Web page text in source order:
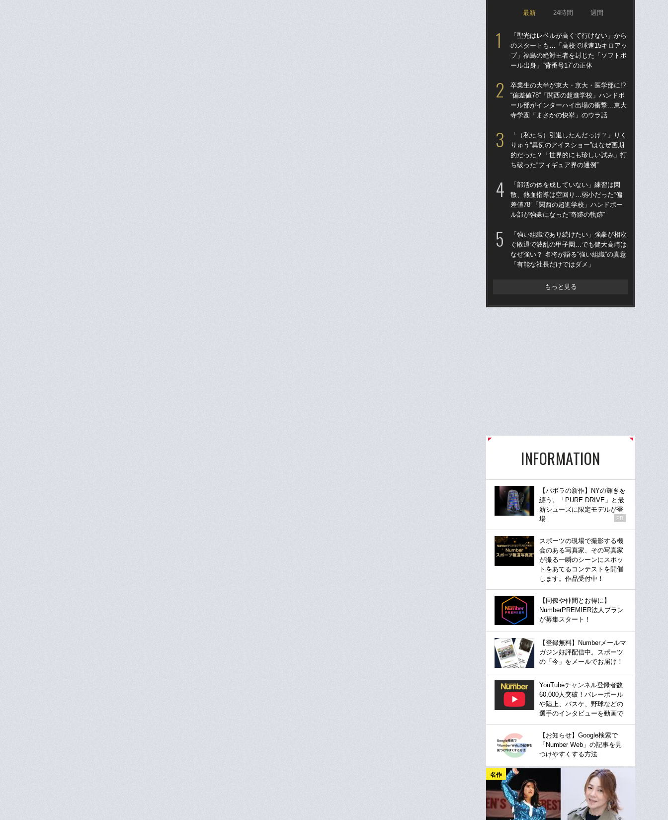
最新 24時間 週間
「聖光はレベルが高くて行けない」から
のスタートも…「高校で球速15キロアッ
プ」福島の絶対王者を封じた「ソフトボ
ール出身」“背番号17”の正体
卒業生の大半が東大・京大・医学部に!?
“偏差値78”「関西の超進学校」ハンドボ
ール部がインターハイ出場の衝撃…東大
寺学園「まさかの快挙」のウラ話
「（私たち）引退したんだっけ？」りく
りゅう“異例のアイスショー”はなぜ画期
的だった？「世界的にも珍しい試み」打
ち破った“フィギュア界の通例”
「部活の体を成していない」練習は閑
散、熱血指導は空回り…弱小だった“偏
差値78”「関西の超進学校」ハンドボー
ル部が強豪になった“奇跡の軌跡”
「強い組織であり続けたい」強豪が相次
ぐ敗退で波乱の甲子園…でも健大高崎は
なぜ強い？ 名将が語る“強い組織”の真意
「有能な社長だけではダメ」
もっと見る
INFORMATION
【バボラの新作】NYの輝きを
纏う。「PURE DRIVE」と最
新シューズに限定モデルが登
場
PR
スポーツの現場で撮影する機
会のある写真家、その写真家
が撮る一瞬のシーンにスポッ
トをあてるコンテストを開催
します。作品受付中！
【同僚や仲間とお得に】
NumberPREMIER法人プラン
が募集スタート！
【登録無料】Numberメールマ
ガジン好評配信中。スポーツ
の「今」をメールでお届け！
YouTubeチャンネル登録者数
60,000人突破！バレーボール
や陸上、バスケ、野球などの
選手のインタビューを動画で
【お知らせ】Google検索で
「Number Web」の記事を見
つけやすくする方法
名作